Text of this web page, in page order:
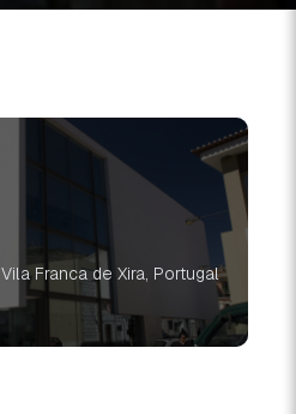
Vila Franca de Xira, Portugal